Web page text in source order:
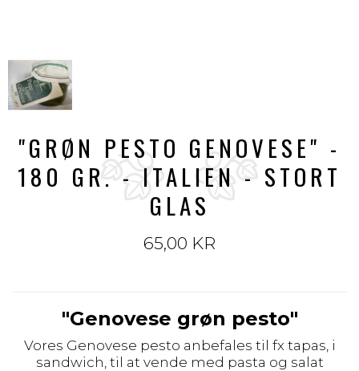
"GRØN PESTO GENOVESE" -
180 GR. - ITALIEN - STORT
GLAS
65,00 KR
"Genovese grøn pesto"
Vores Genovese pesto anbefales til fx tapas, i
sandwich, til at vende med pasta og salat